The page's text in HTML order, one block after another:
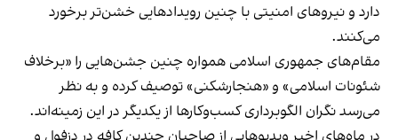
دارد و نیروهای امنیتی با چنین رویدادهایی خشن‌تر برخورد
می‌کنند.
مقام‌های جمهوری اسلامی همواره چنین جشن‌هایی را «برخلاف
شئونات اسلامی» و «هنجارشکنی» توصیف کرده و به نظر
می‌رسد نگران الگوبرداری کسب‌وکارها از یکدیگر در این زمینه‌اند.